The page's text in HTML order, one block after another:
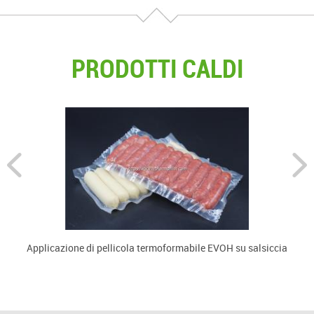
PRODOTTI CALDI
Applicazione di pellicola termoformabile EVOH su salsiccia